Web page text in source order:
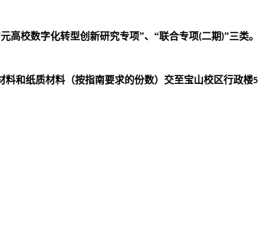
高校数字化转型创新研究专项”、“联合专项(二期 )”三类。
料和纸质材料（按指南要求的份数）交至宝山校区行政楼